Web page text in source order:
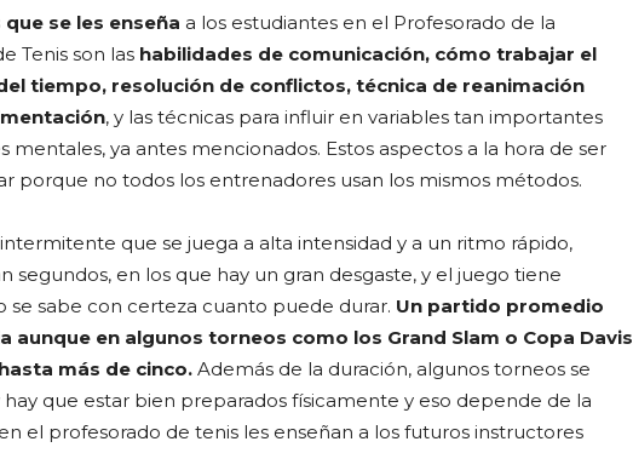
se les enseña a los estudiantes en el Profesorado de la
Tenis son las habilidades de comunicación, cómo trabajar el
tiempo, resolución de conflictos, técnica de reanimación
, y las técnicas para influir en variables tan importantes
mentales, ya antes mencionados. Estos aspectos a la hora de ser
porque no todos los entrenadores usan los mismos métodos.
que se juega a alta intensidad y a un ritmo rápido,
segundos, en los que hay un gran desgaste, y el juego tiene
sabe con certeza cuanto puede durar. Un partido promedio
aunque en algunos torneos como los Grand Slam o Copa Davis
más de cinco. Además de la duración, algunos torneos se
hay que estar bien preparados físicamente y eso depende de la
el profesorado de tenis les enseñan a los futuros instructores